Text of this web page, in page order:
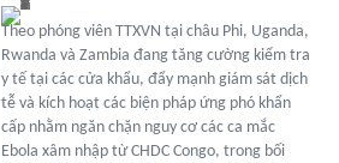
Theo phóng viên TTXVN tại châu Phi, Uganda,
Rwanda và Zambia đang tăng cường kiểm tra
y tế tại các cửa khẩu, đẩy mạnh giám sát dịch
tễ và kích hoạt các biện pháp ứng phó khẩn
cấp nhằm ngăn chặn nguy cơ các ca mắc
Ebola xâm nhập từ CHDC Congo, trong bối